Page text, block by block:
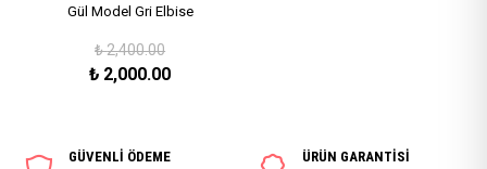
Gül Model Gri Elbise
₺2,400.00
₺ 2,000.00
GÜVENLİ ÖDEME
ÜRÜN GARANTİSİ